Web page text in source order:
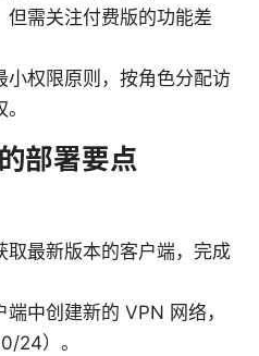
需关注付费版的功能差
小权限原则，按角色分配访
部署要点
取最新版本的客户端，完成
中创建新的 VPN 网络，
24）。